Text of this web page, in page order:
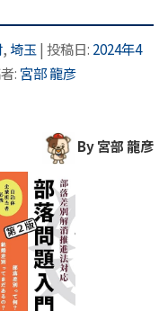
, 埼玉 | 投稿日: 2024年4
: 宮部 龍彦
By 宮部 龍彦